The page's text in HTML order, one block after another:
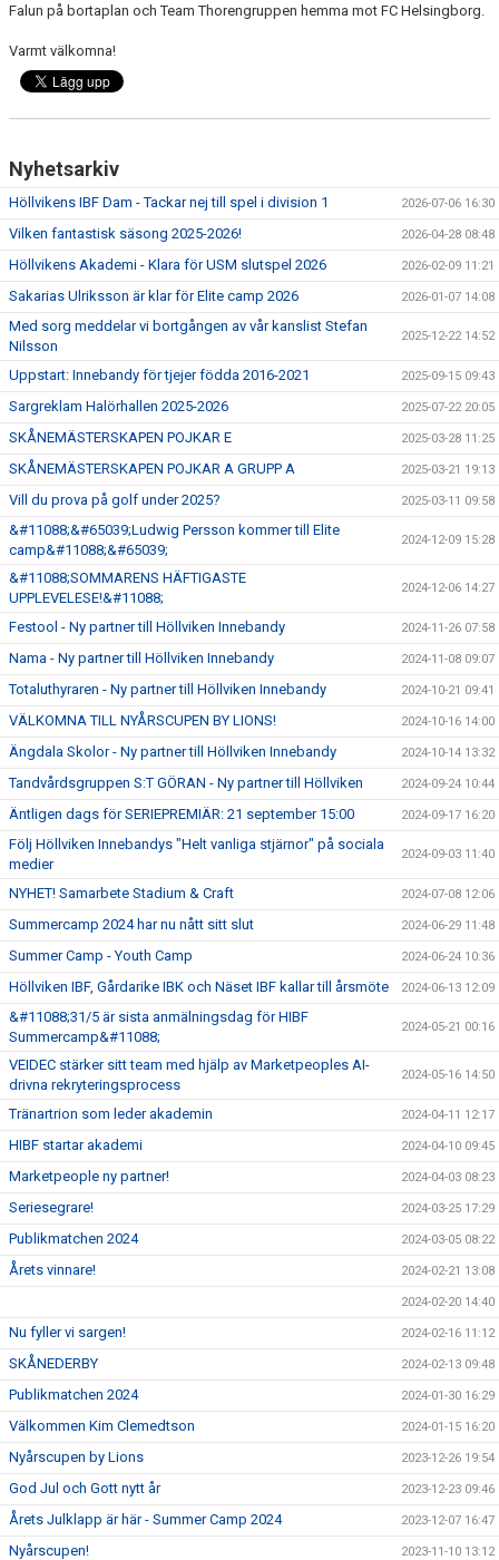
Falun på bortaplan och Team Thorengruppen hemma mot FC Helsingborg.
Varmt välkomna!
Nyhetsarkiv
Höllvikens IBF Dam - Tackar nej till spel i division 1 2026-07-06 16:30
Vilken fantastisk säsong 2025-2026! 2026-04-28 08:48
Höllvikens Akademi - Klara för USM slutspel 2026 2026-02-09 11:21
Sakarias Ulriksson är klar för Elite camp 2026 2026-01-07 14:08
Med sorg meddelar vi bortgången av vår kanslist Stefan
Nilsson
2025-12-22 14:52
Uppstart: Innebandy för tjejer födda 2016-2021 2025-09-15 09:43
Sargreklam Halörhallen 2025-2026 2025-07-22 20:05
SKÅNEMÄSTERSKAPEN POJKAR E 2025-03-28 11:25
SKÅNEMÄSTERSKAPEN POJKAR A GRUPP A 2025-03-21 19:13
Vill du prova på golf under 2025? 2025-03-11 09:58
&#11088;&#65039;Ludwig Persson kommer till Elite
camp&#11088;&#65039;
2024-12-09 15:28
&#11088;SOMMARENS HÄFTIGASTE
UPPLEVELESE!&#11088;
2024-12-06 14:27
Festool - Ny partner till Höllviken Innebandy 2024-11-26 07:58
Nama - Ny partner till Höllviken Innebandy 2024-11-08 09:07
Totaluthyraren - Ny partner till Höllviken Innebandy 2024-10-21 09:41
VÄLKOMNA TILL NYÅRSCUPEN BY LIONS! 2024-10-16 14:00
Ängdala Skolor - Ny partner till Höllviken Innebandy 2024-10-14 13:32
Tandvårdsgruppen S:T GÖRAN - Ny partner till Höllviken 2024-09-24 10:44
Äntligen dags för SERIEPREMIÄR: 21 september 15:00 2024-09-17 16:20
Följ Höllviken Innebandys "Helt vanliga stjärnor" på sociala
medier
2024-09-03 11:40
NYHET! Samarbete Stadium & Craft 2024-07-08 12:06
Summercamp 2024 har nu nått sitt slut 2024-06-29 11:48
Summer Camp - Youth Camp 2024-06-24 10:36
Höllviken IBF, Gårdarike IBK och Näset IBF kallar till årsmöte 2024-06-13 12:09
&#11088;31/5 är sista anmälningsdag för HIBF
Summercamp&#11088;
2024-05-21 00:16
VEIDEC stärker sitt team med hjälp av Marketpeoples AI-
drivna rekryteringsprocess
2024-05-16 14:50
Tränartrion som leder akademin 2024-04-11 12:17
HIBF startar akademi 2024-04-10 09:45
Marketpeople ny partner! 2024-04-03 08:23
Seriesegrare! 2024-03-25 17:29
Publikmatchen 2024 2024-03-05 08:22
Årets vinnare! 2024-02-21 13:08
2024-02-20 14:40
Nu fyller vi sargen! 2024-02-16 11:12
SKÅNEDERBY 2024-02-13 09:48
Publikmatchen 2024 2024-01-30 16:29
Välkommen Kim Clemedtson 2024-01-15 16:20
Nyårscupen by Lions 2023-12-26 19:54
God Jul och Gott nytt år 2023-12-23 09:46
Årets Julklapp är här - Summer Camp 2024 2023-12-07 16:47
Nyårscupen! 2023-11-10 13:12